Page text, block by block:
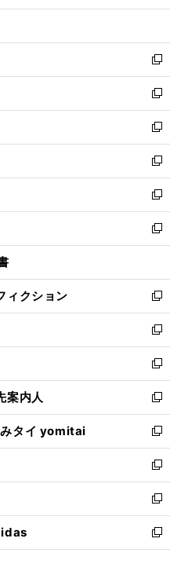
開
ウ
開
く
ン
ウ
で
開
く
ウ
ン
ド
ウ
で
開
く
新
し
い
ウ
ィ
ン
ド
ウ
で
開
く
新
し
い
ウ
ィ
ン
ド
ウ
で
開
新
し
い
ウ
ィ
ン
ド
ウ
開
く
新
し
い
ウ
ィ
ン
ウ
で
開
く
新
し
い
ウ
ン
ド
ウ
で
開
く
新
し
ウ
ィ
ン
ド
ウ
で
開
く
ィクション
新
し
い
ウ
ィ
ン
ド
ウ
で
開
く
新
し
い
ウ
ィ
ン
ド
ウ
で
開
く
新
し
い
ウ
ィ
ン
ド
ウ
で
開
く
案内人
新
し
い
ウ
ィ
ン
ド
ウ
で
開
みタイ yomitai
新
し
い
ウ
ィ
ン
ド
ウ
新
し
い
ウ
ィ
ン
新
し
い
ウ
新
し